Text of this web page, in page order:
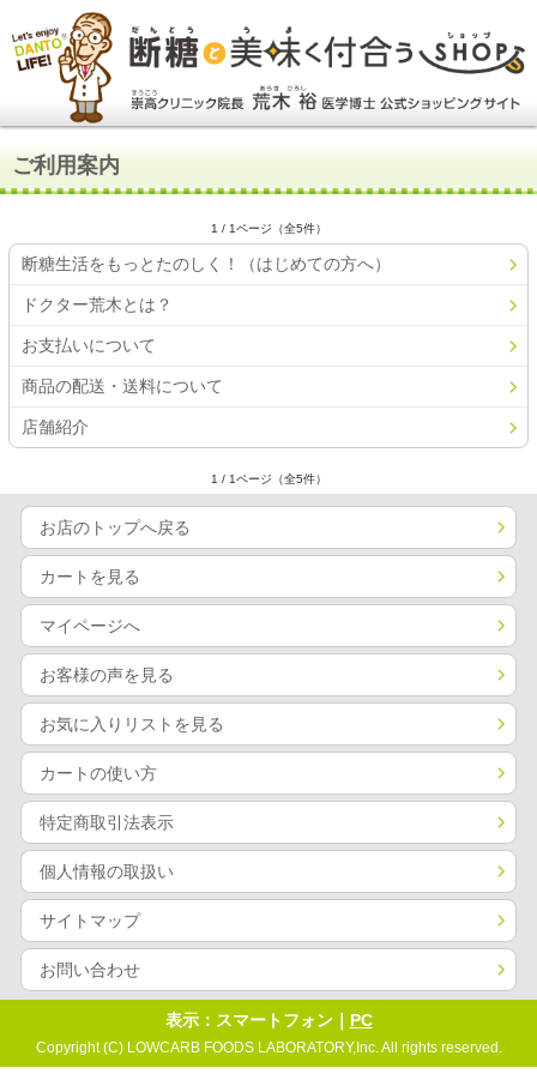
ご利用案内
1 / 1ページ（全5件）
断糖生活をもっとたのしく！（はじめての方へ）
ドクター荒木とは？
お支払いについて
商品の配送・送料について
店舗紹介
1 / 1ページ（全5件）
お店のトップへ戻る
カートを見る
マイページへ
お客様の声を見る
お気に入りリストを見る
カートの使い方
特定商取引法表示
個人情報の取扱い
サイトマップ
お問い合わせ
表示：スマートフォン｜ PC
Copyright (C) LOWCARB FOODS LABORATORY,Inc. All rights reserved.